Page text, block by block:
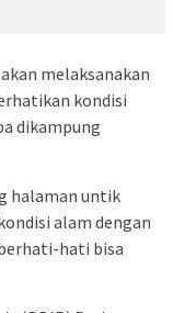
melaksanakan
kondisi
dikampung
halaman untik
alam dengan
hati bisa